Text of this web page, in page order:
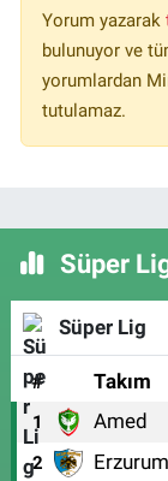
Yorum yazarak
bulunuyor ve
yorumlardan
tutulamaz.
Süper
Süper Lig
# Takım
1 Amed
2